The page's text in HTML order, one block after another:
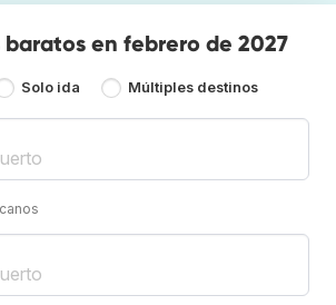
baratos en febrero de 2027
Solo ida Múltiples destinos